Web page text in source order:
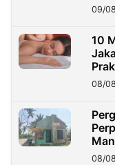
09/
10
08/
08/